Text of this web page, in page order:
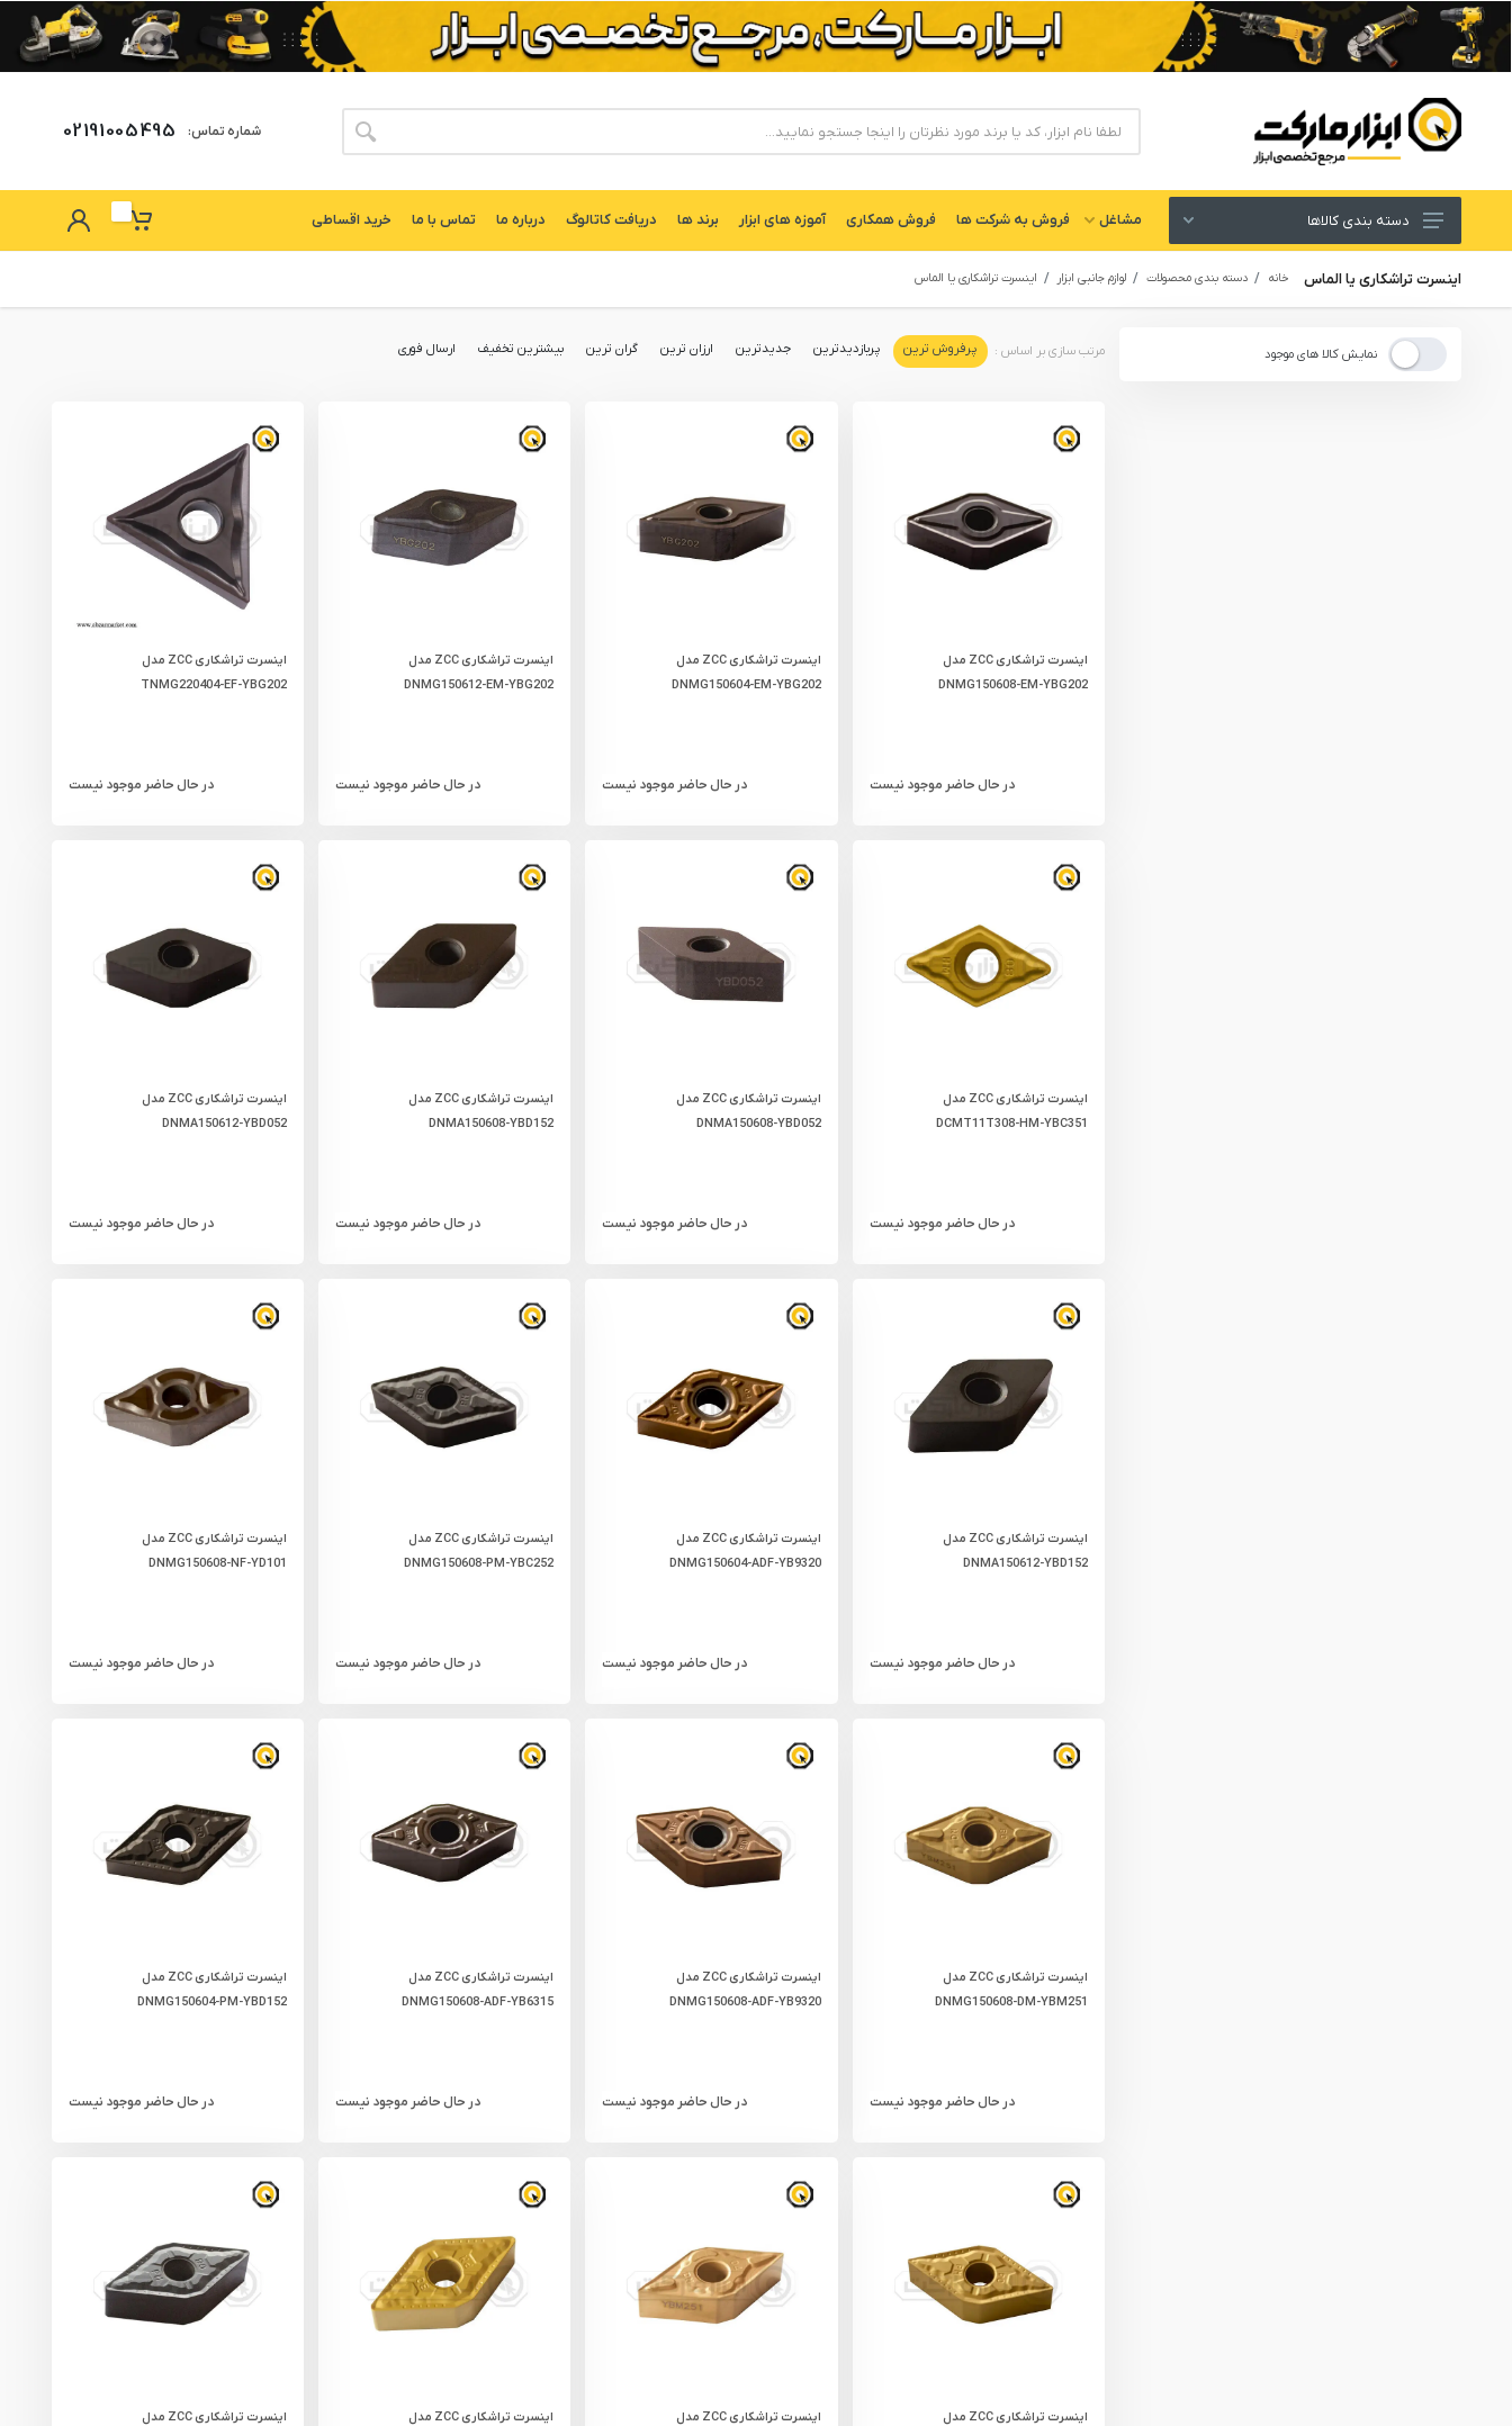
شماره تماس: 02191005495
ابزار های برقی و شارژی
لوازم جانبی ابزار
ابزار های دستی و عمومی
دسته بندی کالاها مشاغل فروش به شركت ها فروش همکاری آموزه های ابزار برند ها دریافت کاتالوگ درباره ما تماس با ما خرید اقساطی
اینسرت تراشکاری یا الماس خانه دسته بندی محصولات لوازم جانبی ابزار اینسرت تراشکاری یا الماس
نمایش کالا های موجود پرفروش ترین پربازدیدترین جدیدترین ارزان ترین گران ترین بیشترین تخفیف ارسال فوری
اینسرت تراشکاری ZCC مدل
DNMG150608-EM-YBG202
در حال حاضر موجود نیست
اینسرت تراشکاری ZCC مدل
DNMG150604-EM-YBG202
در حال حاضر موجود نیست
اینسرت تراشکاری ZCC مدل
DNMG150612-EM-YBG202
در حال حاضر موجود نیست
اینسرت تراشکاری ZCC مدل
TNMG220404-EF-YBG202
در حال حاضر موجود نیست
اینسرت تراشکاری ZCC مدل
DCMT11T308-HM-YBC351
در حال حاضر موجود نیست
اینسرت تراشکاری ZCC مدل
DNMA150608-YBD052
در حال حاضر موجود نیست
اینسرت تراشکاری ZCC مدل
DNMA150608-YBD152
در حال حاضر موجود نیست
اینسرت تراشکاری ZCC مدل
DNMA150612-YBD052
در حال حاضر موجود نیست
اینسرت تراشکاری ZCC مدل
DNMA150612-YBD152
در حال حاضر موجود نیست
اینسرت تراشکاری ZCC مدل
DNMG150604-ADF-YB9320
در حال حاضر موجود نیست
اینسرت تراشکاری ZCC مدل
DNMG150608-PM-YBC252
در حال حاضر موجود نیست
اینسرت تراشکاری ZCC مدل
DNMG150608-NF-YD101
در حال حاضر موجود نیست
اینسرت تراشکاری ZCC مدل
DNMG150608-DM-YBM251
در حال حاضر موجود نیست
اینسرت تراشکاری ZCC مدل
DNMG150608-ADF-YB9320
در حال حاضر موجود نیست
اینسرت تراشکاری ZCC مدل
DNMG150608-ADF-YB6315
در حال حاضر موجود نیست
اینسرت تراشکاری ZCC مدل
DNMG150604-PM-YBD152
در حال حاضر موجود نیست
اینسرت تراشکاری ZCC مدل
اینسرت تراشکاری ZCC مدل
اینسرت تراشکاری ZCC مدل
اینسرت تراشکاری ZCC مدل